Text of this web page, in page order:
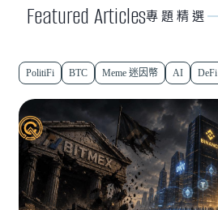
Featured Articles專題精選
PolitiFi BTC Meme 迷因幣 AI DeFi